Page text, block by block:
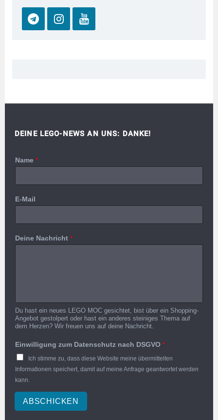
DEINE LEGO-NEWS AN UNS: DANKE!
Name *
E-Mail
Deine Nachricht *
Du hast ein neues LEGO MOC gesichtet, bist über ein Shopping-
Angebot gestolpert oder hast ein anderes steiniges Thema auf
dem Herzen? Wir freuen uns auf deine Nachricht.
Einwilligung zum Datenschutz nach DSGVO *
Ich stimme zu, dass diese Website meine übermittelten
Informationen speichert, damit auf meine Anfrage geantwortet werden
kann.
ABSCHICKEN